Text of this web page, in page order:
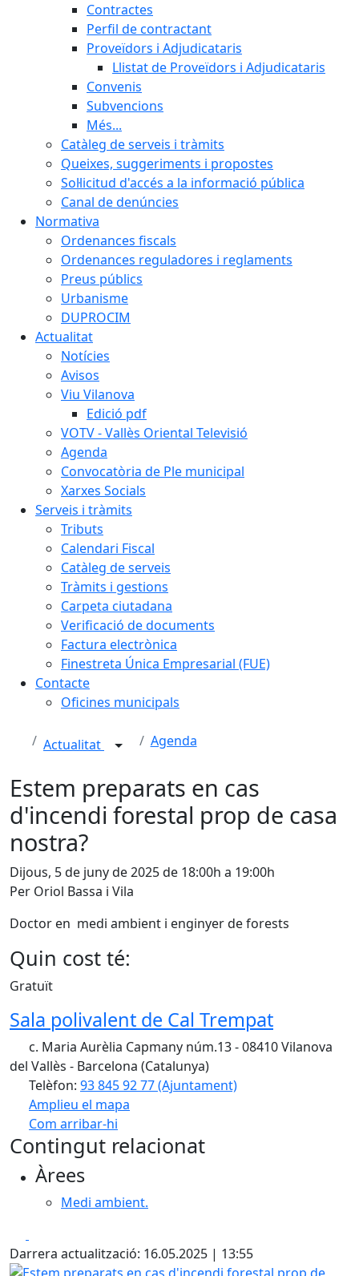
Contractes
Perfil de contractant
Proveïdors i Adjudicataris
Llistat de Proveïdors i Adjudicataris
Convenis
Subvencions
Més...
Catàleg de serveis i tràmits
Queixes, suggeriments i propostes
Sol·licitud d'accés a la informació pública
Canal de denúncies
Normativa
Ordenances fiscals
Ordenances reguladores i reglaments
Preus públics
Urbanisme
DUPROCIM
Actualitat
Notícies
Avisos
Viu Vilanova
Edició pdf
VOTV - Vallès Oriental Televisió
Agenda
Convocatòria de Ple municipal
Xarxes Socials
Serveis i tràmits
Tributs
Calendari Fiscal
Catàleg de serveis
Tràmits i gestions
Carpeta ciutadana
Verificació de documents
Factura electrònica
Finestreta Única Empresarial (FUE)
Contacte
Oficines municipals
Actualitat Agenda
Estem preparats en cas
d'incendi forestal prop de casa
nostra?
Dijous, 5 de juny de 2025 de 18:00h a 19:00h
Per Oriol Bassa i Vila
Doctor en medi ambient i enginyer de forests
Quin cost té:
Gratuït
Sala polivalent de Cal Trempat
c. Maria Aurèlia Capmany núm.13 - 08410 Vilanova
del Vallès - Barcelona (Catalunya)
Telèfon: 93 845 92 77 (Ajuntament)
Amplieu el mapa
Com arribar-hi
+
−
Contingut relacionat
Àrees
Medi ambient.
Darrera actualització: 16.05.2025 | 13:55
Estem preparats en cas d'incendi forestal prop de casa